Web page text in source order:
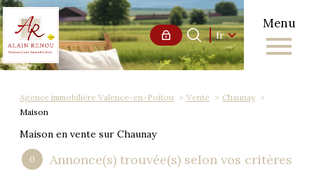
Menu
Langue
fr
Accueil 0 Langue
fr
Agence immobilière Valence-en-Poitou Vente
Chaunay
Maison
Maison en vente sur Chaunay
0 Annonce(s) trouvée(s) selon vos critères